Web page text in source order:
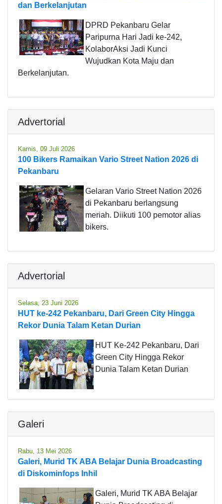
dan Berkelanjutan
DPRD Pekanbaru Gelar
Paripurna Hari Jadi ke-242,
KolaborAksi Jadi Kunci
Wujudkan Kota Maju dan
Berkelanjutan.
Advertorial
Kamis, 09 Juli 2026
100 Bikers Ramaikan Vario Street Nation 2026 di
Pekanbaru
Gelaran Vario Street Nation 2026
di Pekanbaru berlangsung
meriah. Diikuti 100 pemotor alias
bikers.
Advertorial
Selasa, 23 Juni 2026
HUT ke-242 Pekanbaru, Dari Green City Hingga
Rekor Dunia Talam Ketan Durian
HUT Ke-242 Pekanbaru, Dari
Green City Hingga Rekor
Dunia Talam Ketan Durian
Galeri
Rabu, 13 Mei 2026
Galeri, Murid TK ABA Belajar Dunia Broadcasting
di Diskominfops Inhil
Galeri, Murid TK ABA Belajar